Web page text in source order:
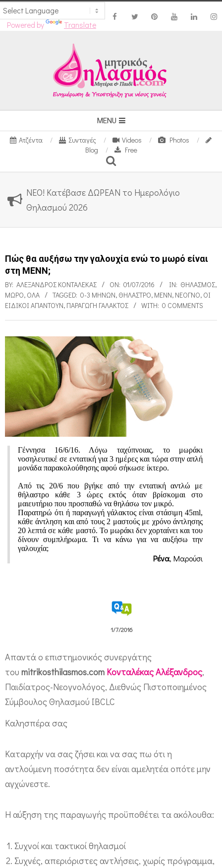
Powered by Translate
Navigation
Menu
MENU
Ατζέντα Συνταγές Videos
Photos
Blog
Free
Search
ΝΕΟ! Κατέβασε ΔΩΡΕΑΝ το Ημερολόγιο
Θηλασμού 2026
Πώς θα αυξήσω την γαλουχία ενώ το μωρό είναι
στη ΜΕΝΝ;
BY: ΑΛΈΞΑΝΔΡΟΣ ΚΟΝΤΑΛΈΚΑΣ ON: 01/07/2016 IN: ΘΗΛΑΣΜΌΣ,
ΜΩΡΌ, ΌΛΑ TAGGED: 0-3 ΜΗΝΏΝ, ΘΉΛΑΣΤΡΟ, ΜΕΝΝ, ΝΕΟΓΝΌ, ΟΙ
ΕΙΔΙΚΟΊ ΑΠΑΝΤΟΎΝ, ΠΑΡΑΓΩΓΉ ΓΆΛΑΚΤΟΣ WITH: 0 COMMENTS
Π
ώ
ς
θ
α
α
ν
χ
ί
α
ε
ν
τ
ο
μ
ρ
ε
Γέννησα 16/6/16. Λόγω ταχύπνοιας, το μωράκι
νοσηλευτικέ σε εντατική για 3 ημέρες και τώρα στην απλή
μονάδα παρακολούθησης αφού σήκωσε ίκτερο.
Από τις 20/6 που βγήκε από την εντατική αντλώ με
θήλαστρο κάθε 3 ώρες εκτός όταν βρίσκομαι στο
μαιευτήριο που προσπαθώ να θηλάσω τον μικρό.
Παρατηρώ ότι ή παραγωγή γάλακτος είναι στάσιμη 45ml,
κάθε άντληση και από τους 2 μαστούς με χρόνο άντλησης
20 λεπτά σε κάθε μαστό. Το μωράκι δεν χορταίνει και του
δίνουν συμπλήρωμα. Τι να κάνω για να αυξήσω την
γαλουχία;
Ρένα, Μαρούσι
1/7/2016
Απαντά ο επιστημονικός συνεργάτης
του mitrikosthilasmos.com Κονταλέκας Αλέξανδρος,
Παιδίατρος-Νεογνολόγος, Διεθνώς Πιστοποιημένος
Σύμβουλος Θηλασμού IBCLC
Καλησπέρα σας
Καταρχήν να σας ζήσει και να σας πω ότι η
αντλούμενη ποσότητα δεν είναι αμελητέα οπότε μην
αγχώνεστε.
Η αύξηση της παραγωγής προϋποθέτει τα ακόλουθα:
Συχνοί και τακτικοί θηλασμοί
Συχνές, απεριόριστες αντλήσεις, χωρίς πρόγραμμα,